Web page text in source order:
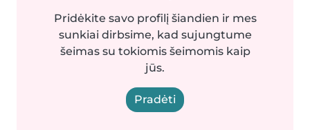
Pridėkite savo profilį šiandien ir mes
sunkiai dirbsime, kad sujungtume
šeimas su tokiomis šeimomis kaip
jūs.
Pradėti